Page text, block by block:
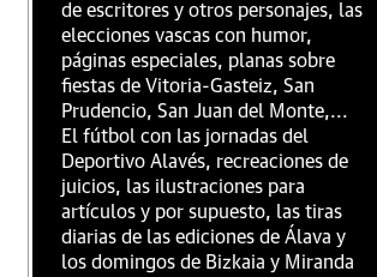
de escritores y otros personajes, las
elecciones vascas con humor,
páginas especiales, planas sobre
fiestas de Vitoria-Gasteiz, San
Prudencio, San Juan del Monte,...
El fútbol con las jornadas del
Deportivo Alavés, recreaciones de
juicios, las ilustraciones para
artículos y por supuesto, las tiras
diarias de las ediciones de Álava y
los domingos de Bizkaia y Miranda